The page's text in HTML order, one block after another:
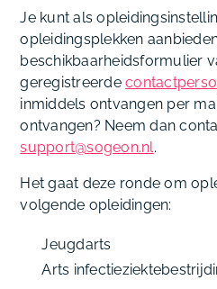
Je kunt als
opleidingsplekken
beschikbaarheidsformulier
geregistreerde
inmiddels ontvangen per
ontvangen? Neem dan
support@sogeon.nl.
Het gaat deze ronde om
volgende opleidingen:
Jeugdarts
Arts